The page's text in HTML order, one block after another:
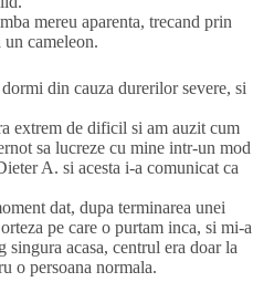
mereu aparenta, trecand prin
cameleon.
din cauza durerilor severe, si
extrem de dificil si am auzit cum
sa lucreze cu mine intr-un mod
A. si acesta i-a comunicat ca
dat, dupa terminarea unei
pe care o purtam inca, si mi-a
singura acasa, centrul era doar la
o persoana normala.